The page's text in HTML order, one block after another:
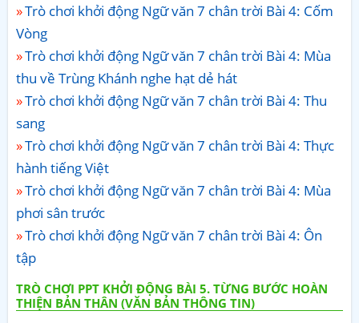
Trò chơi khởi động Ngữ văn 7 chân trời Bài 4: Cốm
Vòng
Trò chơi khởi động Ngữ văn 7 chân trời Bài 4: Mùa
thu về Trùng Khánh nghe hạt dẻ hát
Trò chơi khởi động Ngữ văn 7 chân trời Bài 4: Thu
sang
Trò chơi khởi động Ngữ văn 7 chân trời Bài 4: Thực
hành tiếng Việt
Trò chơi khởi động Ngữ văn 7 chân trời Bài 4: Mùa
phơi sân trước
Trò chơi khởi động Ngữ văn 7 chân trời Bài 4: Ôn
tập
TRÒ CHƠI PPT KHỞI ĐỘNG BÀI 5. TỪNG BƯỚC HOÀN
THIỆN BẢN THÂN (VĂN BẢN THÔNG TIN)